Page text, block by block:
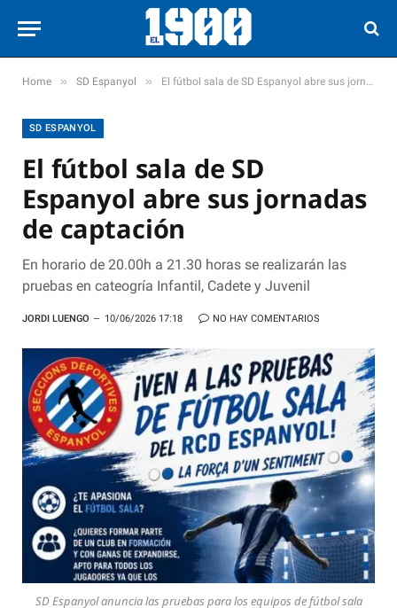
Home » SD Espanyol » El fútbol sala de SD Espanyol abre sus jornadas de captación
SD ESPANYOL
El fútbol sala de SD
Espanyol abre sus jornadas
de captación
En horario de 20.00h a 21.30 horas se realizarán las
pruebas en cateogría Infantil, Cadete y Juvenil
JORDI LUENGO 10/06/2026 17:18 NO HAY COMENTARIOS
SD Espanyol anuncia las pruebas para los equipos de fútbol sala